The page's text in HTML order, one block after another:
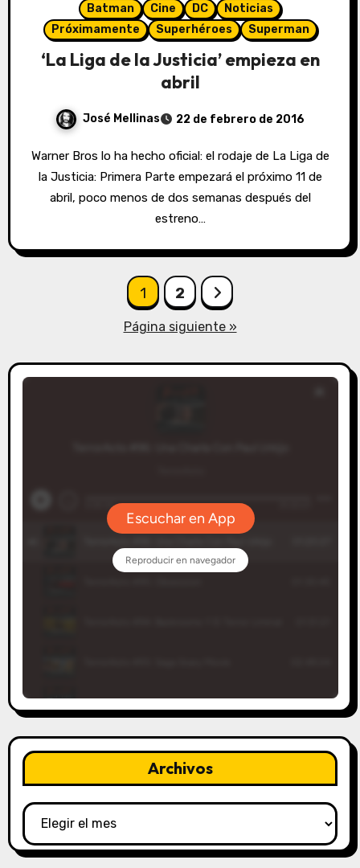
Batman Cine DC
Noticias
Próximamente
Superhéroes Superman
‘La Liga de la Justicia’ empieza en
abril
José Mellinas 22 de febrero de 2016
Warner Bros lo ha hecho oficial: el rodaje de La Liga de
la Justicia: Primera Parte empezará el próximo 11 de
abril, poco menos de dos semanas después del
estreno…
Paginación
entradas
1 2
Página siguiente »
Archivos
Archivos